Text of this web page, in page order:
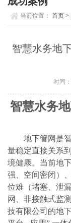
当前位置：首页 >
智慧水务地
时间
智慧水务
地下管网是
量稳定直接关系
境健康。当前地
强、空间密闭）
位难（堵塞、泄
网、非接触式监
技有限公司的地